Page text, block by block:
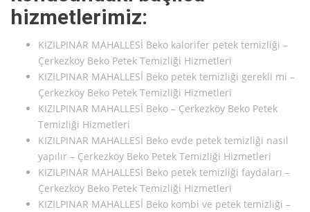
hizmetlerimiz:
KIZILPINAR MAHALLESİ Beko kalorifer petek temizliği –
Çerkezköy Beko Petek Temizliği Hizmetleri
KIZILPINAR MAHALLESİ Beko petek temizliği gerekli mi –
Çerkezköy Beko Petek Temizliği Hizmetleri
KIZILPINAR MAHALLESİ Beko – Çerkezköy Beko Petek
Temizliği Hizmetleri
KIZILPINAR MAHALLESİ Beko evde petek temizliği nasıl
yapılır – Çerkezköy Beko Petek Temizliği Hizmetleri
KIZILPINAR MAHALLESİ Beko petek temizliği faydaları –
Çerkezköy Beko Petek Temizliği Hizmetleri
KIZILPINAR MAHALLESİ Beko kombi ve petek temizliği –